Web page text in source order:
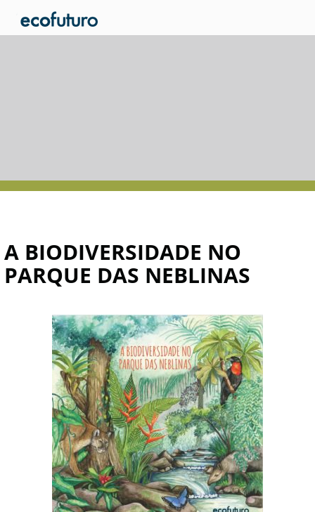
A BIODIVERSIDADE NO
PARQUE DAS NEBLINAS